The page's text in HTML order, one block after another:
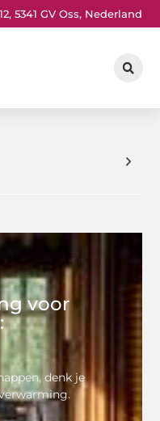
5341 GV Oss, Nederland
voor
denk je